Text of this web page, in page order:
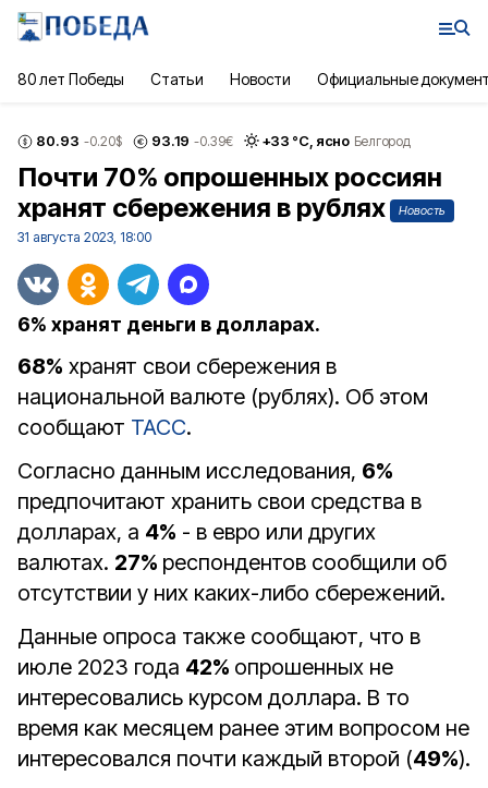
80 лет Победы Статьи Новости Официальные
80.93 -0.20$ 93.19 -0.39€ +33 °С, ясно Белгород
Почти 70% опрошенных россиян
хранят сбережения в рублях
Новость
31 августа 2023, 18:00
6% хранят деньги в долларах.
68% хранят свои сбережения в
национальной валюте (рублях). Об этом
сообщают ТАСС.
Согласно данным исследования, 6%
предпочитают хранить свои средства в
долларах, а 4% - в евро или других
валютах. 27% респондентов сообщили об
отсутствии у них каких-либо сбережений.
Данные опроса также сообщают, что в
июле 2023 года 42% опрошенных не
интересовались курсом доллара. В то
время как месяцем ранее этим вопросом не
интересовался почти каждый второй (49%).